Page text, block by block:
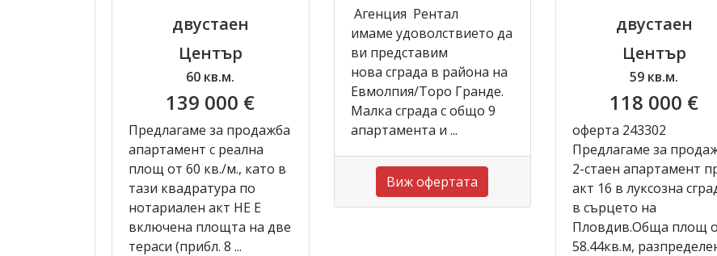
двустаен
Център
60 кв.м.
139 000 €
Предлагаме за продажба
апартамент с реална
площ от 60 кв./м., като в
тази квадратура по
нотариален акт НЕ Е
включена площта на две
тераси (прибл. 8 ...
Агенция Рентал
имаме удоволствието да
ви представим
нова сграда в района на
Евмолпия/Торо Гранде.
Малка сграда с общо 9
апартамента и ...
Виж офертата
двустаен
Център
59 кв.м.
118 000 €
оферта 243302
Предлагаме за
2-стаен апартамент
акт 16 в луксозна
в сърцето на
Пловдив.Обща площ
58.44кв.м,